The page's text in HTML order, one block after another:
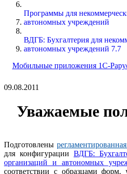
Программы для
автономных учреждений
ВДГБ: Бухгалтерия для
автономных учреждений 7.7
Мобильные приложения 1С-
09.08.2011
Уважаемые
Подготовлены
для конфигурации ВДГБ:
организаций и автономных
соответствии с образцами